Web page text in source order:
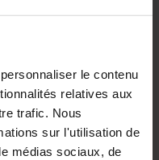
le contenu
relatives aux
trafic. Nous
sur l'utilisation de
médias sociaux, de
dans des
intégrer
nationaux de lutte
efficace »,
infectieuses et